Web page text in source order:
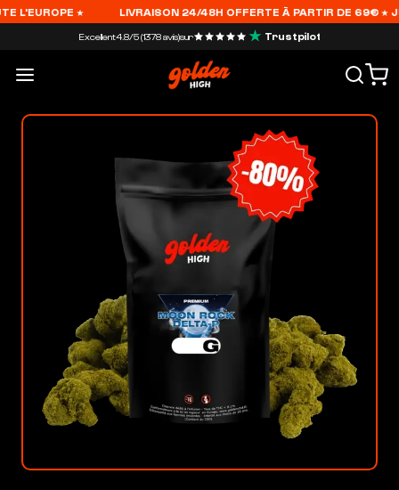
★ LIVRAISON 24/48H OFFERTE À PARTIR DE 69€ ★
Excellent4.8/5 (1378 avis)sur Trustpilot